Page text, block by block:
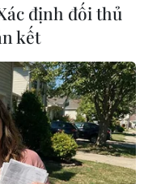
định đối thủ
kết